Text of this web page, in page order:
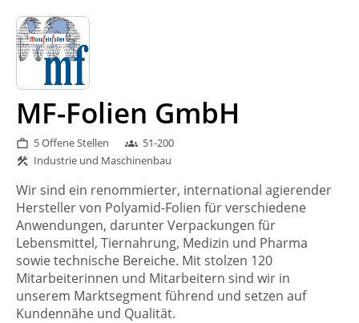
MF-Folien GmbH
work_outline 5 Offene Stellen groups 51-200
construction Industrie und Maschinenbau
Wir sind ein renommierter, international agierender
Hersteller von Polyamid-Folien für verschiedene
Anwendungen, darunter Verpackungen für
Lebensmittel, Tiernahrung, Medizin und Pharma
sowie technische Bereiche. Mit stolzen 120
Mitarbeiterinnen und Mitarbeitern sind wir in
unserem Marktsegment führend und setzen auf
Kundennähe und Qualität.